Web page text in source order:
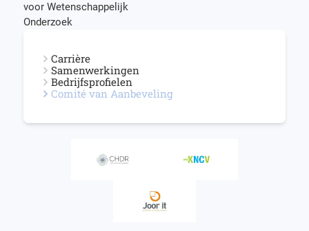
voor Wetenschappelijk
Onderzoek
Carrière
Samenwerkingen
Bedrijfsprofielen
Comité van Aanbeveling